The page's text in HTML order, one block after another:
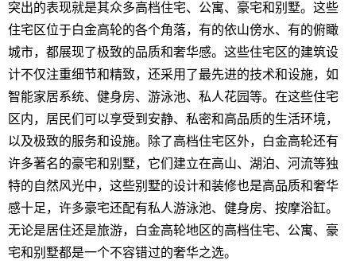
突出的表现就是其众多高档住宅、公寓、豪宅和别墅。这些
住宅区位于白金高轮的各个角落，有的依山傍水、有的俯瞰
城市，都展现了极致的品质和奢华感。这些住宅区的建筑设
计不仅注重细节和精致，还采用了最先进的技术和设施，如
智能家居系统、健身房、游泳池、私人花园等。在这些住宅
区内，居民们可以享受到安静、私密和高品质的生活环境，
以及极致的服务和设施。除了高档住宅区外，白金高轮还有
许多著名的豪宅和别墅，它们建立在高山、湖泊、河流等独
特的自然风光中，这些别墅的设计和装修也是高品质和奢华
感十足，许多豪宅还配有私人游泳池、健身房、按摩浴缸。
无论是居住还是旅游，白金高轮地区的高档住宅、公寓、豪
宅和别墅都是一个不容错过的奢华之选。